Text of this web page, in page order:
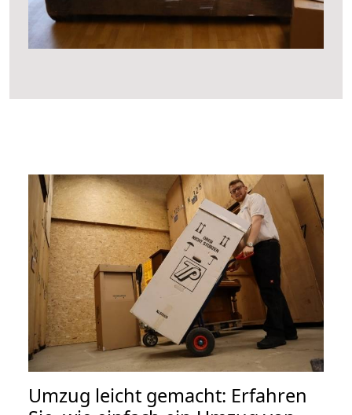
Umzug leicht gemacht: Erfahren